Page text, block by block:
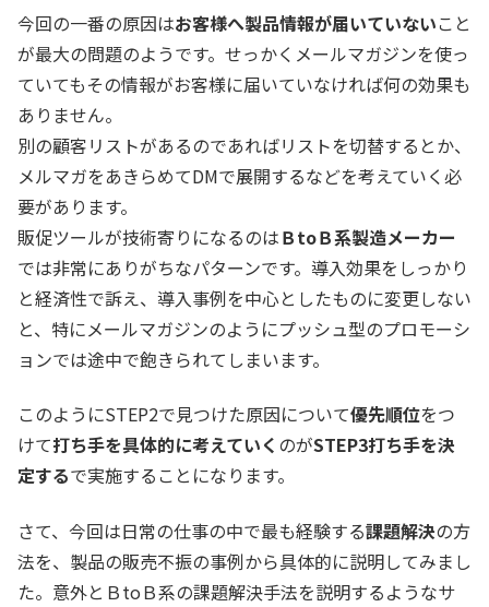
今回の一番の原因はお客様へ製品情報が届いていないこと
が最大の問題のようです。せっかくメールマガジンを使っ
ていてもその情報がお客様に届いていなければ何の効果も
ありません。
別の顧客リストがあるのであればリストを切替するとか、
メルマガをあきらめてDMで展開するなどを考えていく必
要があります。
販促ツールが技術寄りになるのはＢtoＢ系製造メーカー
では非常にありがちなパターンです。導入効果をしっかり
と経済性で訴え、導入事例を中心としたものに変更しない
と、特にメールマガジンのようにプッシュ型のプロモーシ
ョンでは途中で飽きられてしまいます。
このようにSTEP2で見つけた原因について優先順位をつ
けて打ち手を具体的に考えていく のがSTEP3打ち手を決
定するで実施することになります。
さて、今回は日常の仕事の中で最も経験する課題解決の方
法を、製品の販売不振の事例から具体的に説明してみまし
た。意外とＢtoＢ系の課題解決手法を説明するようなサ